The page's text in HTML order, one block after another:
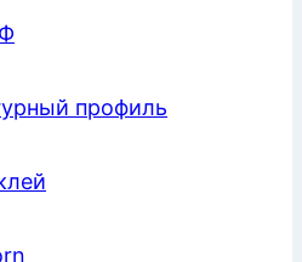
профиль